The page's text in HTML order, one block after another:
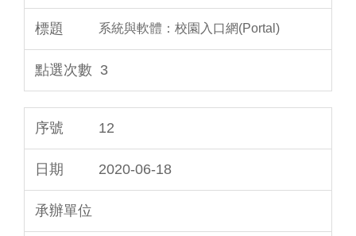
系統與軟體：校園入口網(Portal)
3
12
2020-06-18